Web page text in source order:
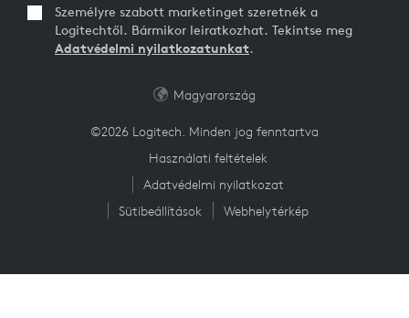
Személyre szabott marketinget szeretnék a
Logitechtől. Bármikor leiratkozhat. Tekintse meg
Adatvédelmi nyilatkozatunkat.
©2026 Logitech. Minden jog fenntartva
Használati feltételek
Adatvédelmi nyilatkozat
Sütibeállítások
Webhelytérkép
Magyarország